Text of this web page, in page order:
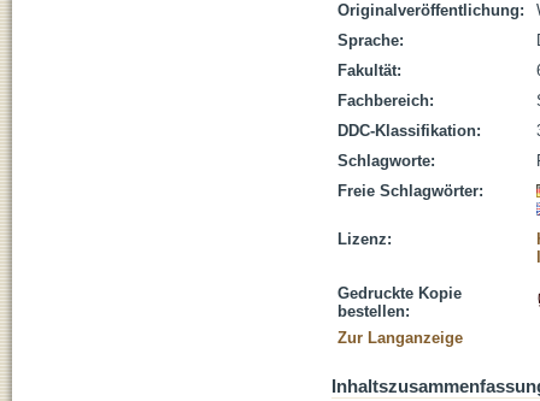
Originalveröffentlichung:
Sprache:
Fakultät:
Fachbereich:
DDC-Klassifikation:
Schlagworte:
Freie Schlagwörter:
Lizenz:
Gedruckte Kopie
bestellen:
Zur Langanzeige